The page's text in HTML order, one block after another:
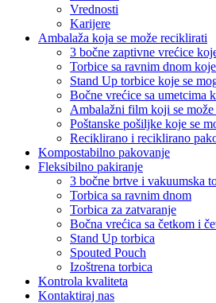
Vrednosti
Karijere
Ambalaža koja se može reciklirati
3 bočne zaptivne vrećice
Torbice sa ravnim dnom
Stand Up torbice koje se
Bočne vrećice sa umetcima
Ambalažni film koji se
Poštanske pošiljke koje se
Reciklirano i reciklirano
Kompostabilno pakovanje
Fleksibilno pakiranje
3 bočne brtve i vakuumska
Torbica sa ravnim dnom
Torbica za zatvaranje
Bočna vrećica sa četkom i
Stand Up torbica
Spouted Pouch
Izoštrena torbica
Kontrola kvaliteta
Kontaktiraj nas